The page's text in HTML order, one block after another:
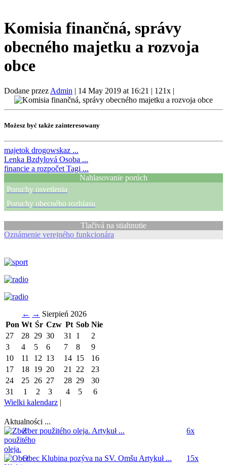
Komisia finančná, správy
obecného majetku a rozvoja
obce
Dodane przez Admin | 14 May 2019 at 16:21 | 121x |
Możesz być także zainteresowany
majetok drogowskaz ...
Lenka Bzdylová Osoba ...
financie a rozpočet Tagi ...
Nahlasovanie porúch
Poruchy osvetlenia
Poruchy obecného rozhlasu
Tlačivá na stiahnutie
Oznámenie verejného funkcionára
← → Sierpień 2026
Pon Wt Śr Czw Pt Sob Nie
27
28 29 30 31 1
2
3
4 5 6 7 8
9
10
11 12 13 14 15
16
17
18 19 20 21 22
23
24
25 26 27 28 29
30
31
1 2 3 4 5
6
Wielki kalendarz |
Aktualności ...
Zber použitého oleja. Artykuł ... 6x
Obec Klubina pozýva na SV. Omšu Artykuł ... 15x